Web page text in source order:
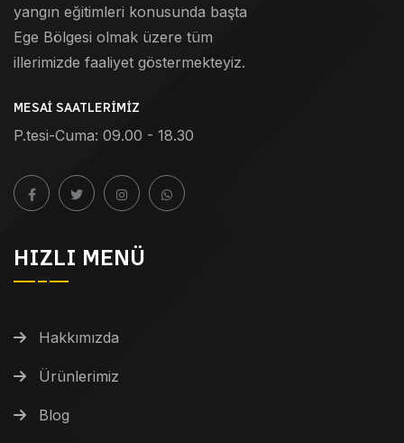
yangın eğitimleri konusunda başta
Ege Bölgesi olmak üzere tüm
illerimizde faaliyet göstermekteyiz.
MESAI SAATLERIMIZ
P.tesi-Cuma: 09.00 - 18.30
HIZLI MENÜ
Hakkımızda
Ürünlerimiz
Blog